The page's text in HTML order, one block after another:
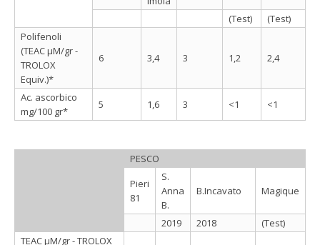
(Test)
(Test)
Polifenoli
(TEAC µM/gr -
TROLOX
Equiv.)*
6 3,4 3 1,2 2,4
Ac. ascorbico
mg/100 gr*
5 1,6 3 <1 <1
PESCO
Pieri
81
S.
Anna
B.
B.Incavato Magique
2019 2018
(Test)
TEAC µM/gr - TROLOX